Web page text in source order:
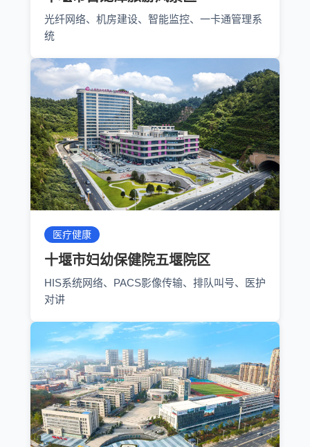
光纤网络、机房建设、智能监控、一卡通管理系
统
医疗健康
十堰市妇幼保健院五堰院区
HIS系统网络、PACS影像传输、排队叫号、医护
对讲